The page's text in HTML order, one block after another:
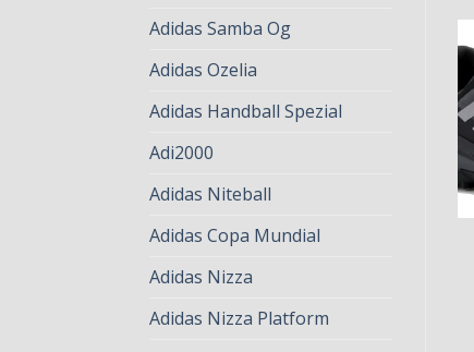
Adidas Samba Og
Adidas Ozelia
Adidas Handball Spezial
Adi2000
Adidas Niteball
Adidas Copa Mundial
Adidas Nizza
Adidas Nizza Platform
61.00